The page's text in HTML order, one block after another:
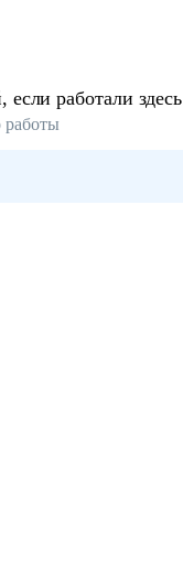
работали здесь
работы